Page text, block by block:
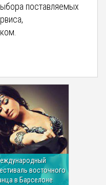
поставляемых
восточного
в Барселоне